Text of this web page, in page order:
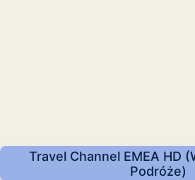
Travel Channel EMEA HD
Podróże)